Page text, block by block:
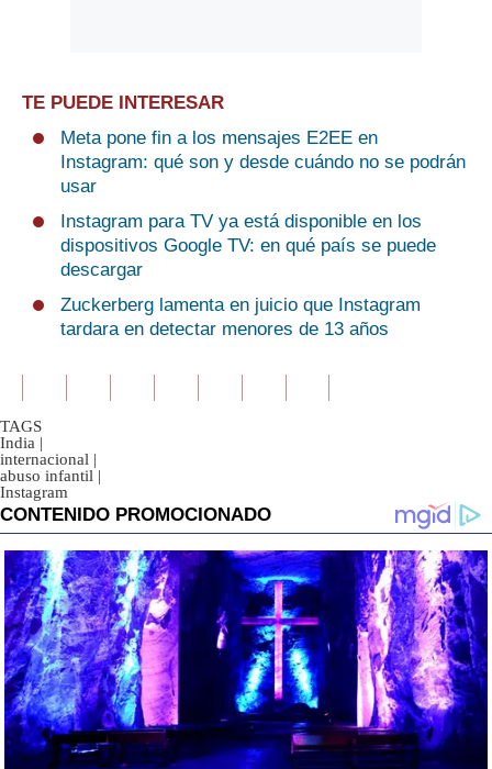
TE PUEDE INTERESAR
Meta pone fin a los mensajes E2EE en
Instagram: qué son y desde cuándo no se podrán
usar
Instagram para TV ya está disponible en los
dispositivos Google TV: en qué país se puede
descargar
Zuckerberg lamenta en juicio que Instagram
tardara en detectar menores de 13 años
TAGS
India |
internacional |
abuso infantil |
Instagram